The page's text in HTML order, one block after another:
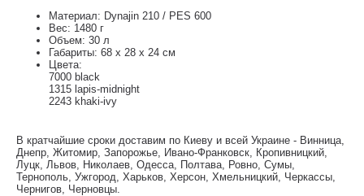
Материал: Dynajin 210 / PES 600
Вес: 1480 г
Объем: 30 л
Габариты: 68 x 28 x 24 см
Цвета:
7000 black
1315 lapis-midnight
2243 khaki-ivy
В кратчайшие сроки доставим по Киеву и всей Украине - Винница,
Днепр, Житомир, Запорожье, Ивано-Франковск, Кропивницкий,
Луцк, Львов, Николаев, Одесса, Полтава, Ровно, Сумы,
Тернополь, Ужгород, Харьков, Херсон, Хмельницкий, Черкассы,
Чернигов, Черновцы.